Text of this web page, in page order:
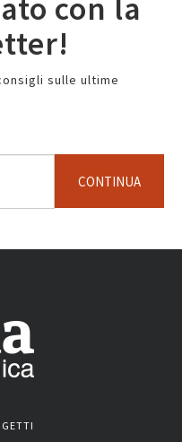
con la
sulle ultime
CONTINUA